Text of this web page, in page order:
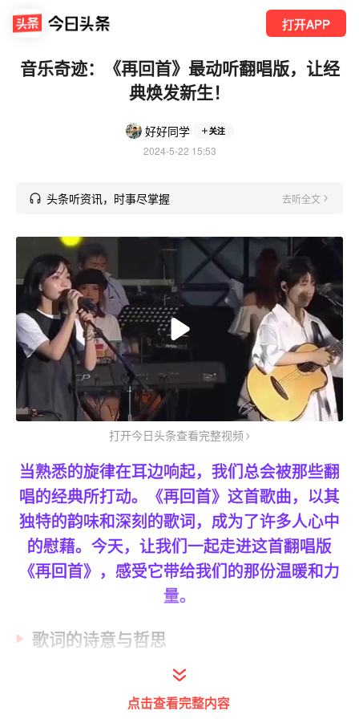
打开APP
音乐奇迹：《再回首》最动听翻唱版，让经
典焕发新生！
好好同学 关注
2024-5-22 15:53
头条听资讯，时事尽掌握 去听全文
打开今日头条查看完整视频
当熟悉的旋律在耳边响起，我们总会被那些翻
唱的经典所打动。《再回首》这首歌曲，以其
独特的韵味和深刻的歌词，成为了许多人心中
的慰藉。今天，让我们一起走进这首翻唱版
《再回首》，感受它带给我们的那份温暖和力
量。
歌词的诗意与哲思
《再回首》的歌词，如同一首美丽的诗篇，充
满了诗意和哲思。它不仅仅是对过去的回忆，
点击查看完整内容